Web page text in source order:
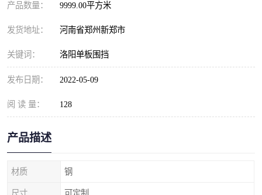
产品数量： 9999.00平方米
发货地址： 河南省郑州新郑市
关键词： 洛阳单板围挡
发布日期： 2022-05-09
阅 读 量： 128
产品描述
材质 钢